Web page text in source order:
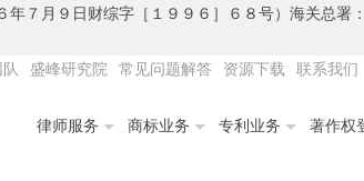
年７月９日财综字［１９９６］６８号）海关
盛峰研究院 常见问题解答 资源下载 联系我们
律师服务 商标业务 专利业务 著作权